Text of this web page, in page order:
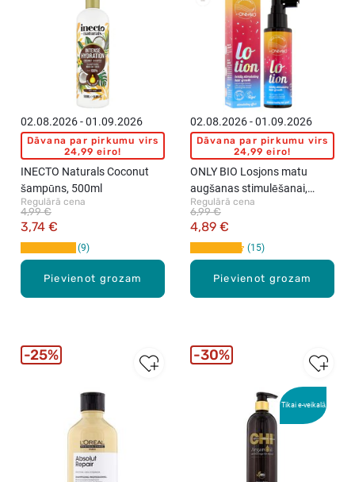
Pievienot grozam
02.08.2026 - 01.09.2026
Dāvana par pirkumu virs
24,99 eiro!
INECTO Naturals Coconut
šampūns, 500ml
Regulārā cena
3,74 €
4,99 €
9
New
Pievienot grozam
02.08.2026 - 01.09.2026
Dāvana par pirkumu virs
24,99 eiro!
ONLY BIO Losjons matu
augšanas stimulēšanai,
100ml
Regulārā cena
4,89 €
6,99 €
15
25%
Tikai e-veikalā
30%